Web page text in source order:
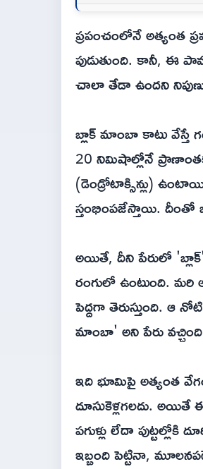
ప్రపంచంలోనే అత్యంత
పుడుతుంది. కానీ, ఈ
చాలా తేడా ఉందని
బ్లాక్ మాంబా కాటు వేస్తే
20 నిమిషాల్లోనే
(డెండ్రోటాక్సిన్లు)
స్తంభింపజేస్తాయి.
అయితే, దీని పేరులో 'బ్లాక్'
రంగులో ఉంటుంది. మరి
పెద్దగా తెరుస్తుంది. ఆ
మాంబా' అని పేరు
ఇది భూమిపై అత్యంత
దూసుకెళ్లగలదు. అయితే
పగుళ్లు లేదా
ఇబ్బంది పెట్టినా,